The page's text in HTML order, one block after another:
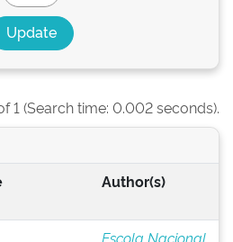
1 (Search time: 0.002 seconds).
Author(s)
Escola Nacional